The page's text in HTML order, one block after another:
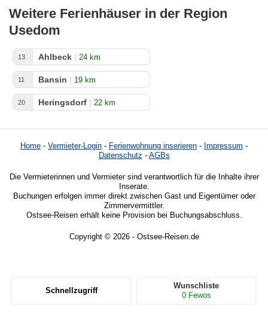
Weitere Ferienhäuser in der Region
Usedom
13 Ahlbeck | 24 km
11 Bansin | 19 km
20 Heringsdorf | 22 km
Home - Vermieter-Login - Ferienwohnung inserieren - Impressum -
Datenschutz - AGBs
Die Vermieterinnen und Vermieter sind verantwortlich für die Inhalte ihrer
Inserate.
Buchungen erfolgen immer direkt zwischen Gast und Eigentümer oder
Zimmervermittler.
Ostsee-Reisen erhält keine Provision bei Buchungsabschluss.
Copyright © 2026 - Ostsee-Reisen.de
Schnellzugriff
Wunschliste
0 Fewos